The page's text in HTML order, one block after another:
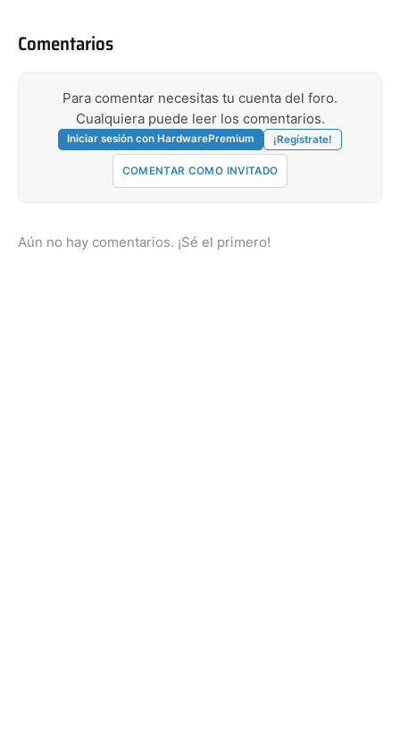
Comentarios
Para comentar necesitas tu cuenta del foro.
Cualquiera puede leer los comentarios.
Iniciar sesión con HardwarePremium ¡Regístrate!
COMENTAR COMO INVITADO
Aún no hay comentarios. ¡Sé el primero!